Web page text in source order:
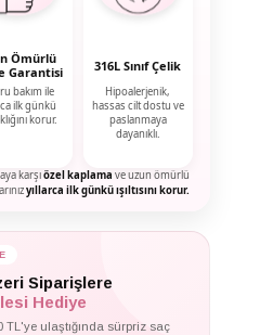
Ömürlü
Garantisi
bakım ile
ilk günkü
korur.
316L Sınıf Çelik
Hipoalerjenik,
hassas cilt dostu ve
paslanmaya
dayanıklı.
karşıözel kaplama ve uzun ömürlü
yıllarca ilk günkü ışıltısını korur.
Siparişlere
Hediye
TL'ye ulaştığında sürpriz saç